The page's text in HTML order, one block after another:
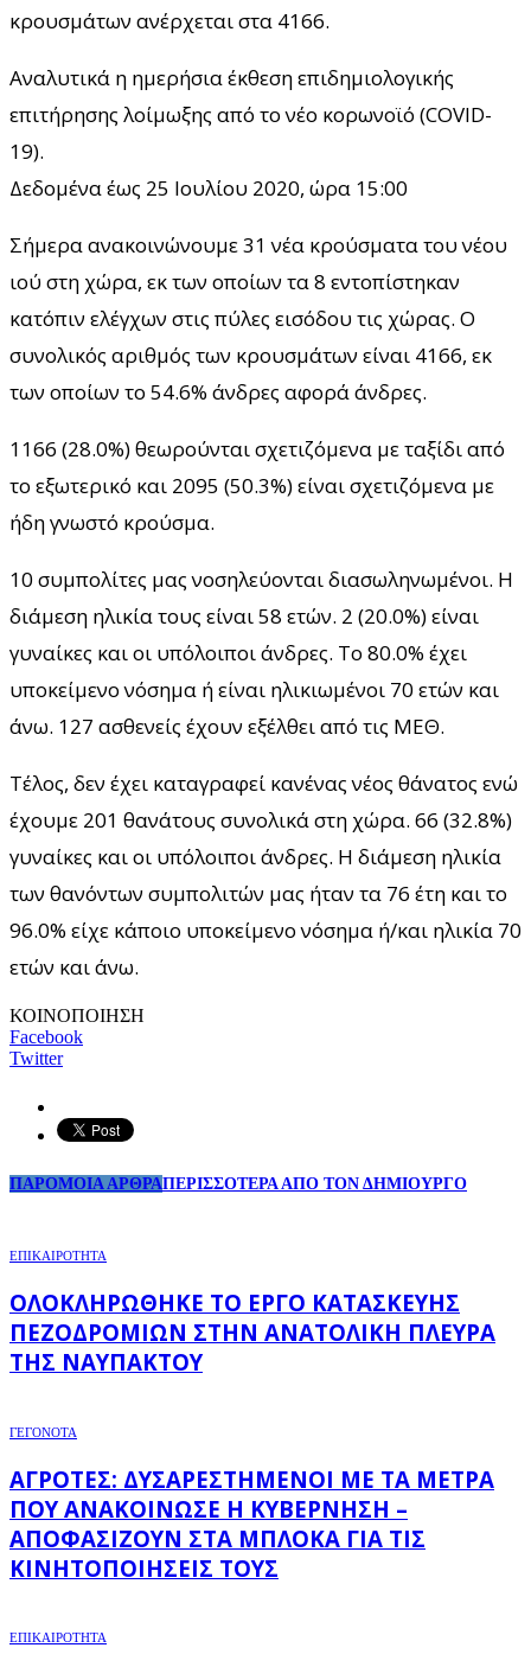
κρουσμάτων ανέρχεται στα 4166.
Αναλυτικά η ημερήσια έκθεση επιδημιολογικής
επιτήρησης λοίμωξης από το νέο κορωνοϊό (COVID-
19).
Δεδομένα έως 25 Ιουλίου 2020, ώρα 15:00
Σήμερα ανακοινώνουμε 31 νέα κρούσματα του νέου
ιού στη χώρα, εκ των οποίων τα 8 εντοπίστηκαν
κατόπιν ελέγχων στις πύλες εισόδου τις χώρας. Ο
συνολικός αριθμός των κρουσμάτων είναι 4166, εκ
των οποίων το 54.6% άνδρες αφορά άνδρες.
1166 (28.0%) θεωρούνται σχετιζόμενα με ταξίδι από
το εξωτερικό και 2095 (50.3%) είναι σχετιζόμενα με
ήδη γνωστό κρούσμα.
10 συμπολίτες μας νοσηλεύονται διασωληνωμένοι. Η
διάμεση ηλικία τους είναι 58 ετών. 2 (20.0%) είναι
γυναίκες και οι υπόλοιποι άνδρες. To 80.0% έχει
υποκείμενο νόσημα ή είναι ηλικιωμένοι 70 ετών και
άνω. 127 ασθενείς έχουν εξέλθει από τις ΜΕΘ.
Τέλος, δεν έχει καταγραφεί κανένας νέος θάνατος ενώ
έχουμε 201 θανάτους συνολικά στη χώρα. 66 (32.8%)
γυναίκες και οι υπόλοιποι άνδρες. Η διάμεση ηλικία
των θανόντων συμπολιτών μας ήταν τα 76 έτη και το
96.0% είχε κάποιο υποκείμενο νόσημα ή/και ηλικία 70
ετών και άνω.
ΚΟΙΝΟΠΟΙΗΣΗ
Facebook
Twitter
ΠΑΡΟΜΟΙΑ ΑΡΘΡΑΠΕΡΙΣΣΟΤΕΡΑ ΑΠΟ ΤΟΝ ΔΗΜΙΟΥΡΓΟ
ΕΠΙΚΑΙΡΟΤΗΤΑ
ΟΛΟΚΛΗΡΏΘΗΚΕ ΤΟ ΈΡΓΟ ΚΑΤΑΣΚΕΥΉΣ
ΠΕΖΟΔΡΟΜΊΩΝ ΣΤΗΝ ΑΝΑΤΟΛΙΚΉ ΠΛΕΥΡΆ
ΤΗΣ ΝΑΥΠΆΚΤΟΥ
ΓΕΓΟΝΟΤΑ
ΑΓΡΌΤΕΣ: ΔΥΣΑΡΕΣΤΗΜΈΝΟΙ ΜΕ ΤΑ ΜΈΤΡΑ
ΠΟΥ ΑΝΑΚΟΊΝΩΣΕ Η ΚΥΒΈΡΝΗΣΗ –
ΑΠΟΦΑΣΊΖΟΥΝ ΣΤΑ ΜΠΛΌΚΑ ΓΙΑ ΤΙΣ
ΚΙΝΗΤΟΠΟΙΉΣΕΙΣ ΤΟΥΣ
ΕΠΙΚΑΙΡΟΤΗΤΑ